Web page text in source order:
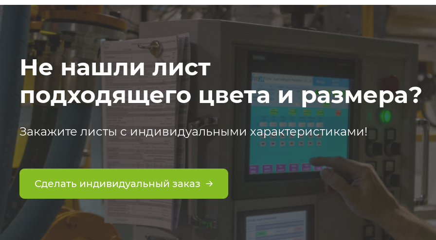
Не нашли лист
подходящего цвета и размера?
Закажите листы с индивидуальными характеристиками!
Сделать индивидуальный заказ